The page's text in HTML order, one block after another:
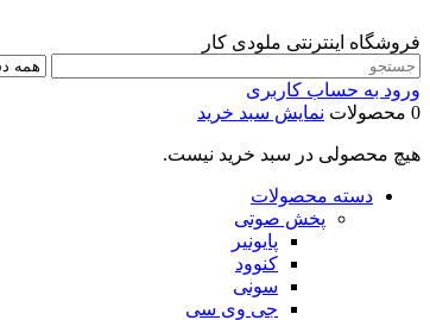
فروشگاه اینترنتی ملودی کار
ورود به حساب کاربری
0 محصولات
نمایش سبد خرید
هیچ محصولی در سبد خرید نیست.
دسته محصولات
پخش صوتی
پایونیر
کنوود
سونی
جی وی سی